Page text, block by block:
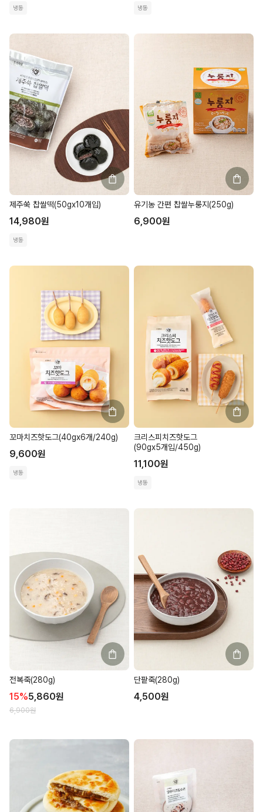
냉동 냉동
제주쑥 찹쌀떡(50gx10개입)
14,980원
냉동
유기농 간편 찹쌀누룽지(250g)
6,900원
꼬마치즈핫도그(40gx6개/240g)
9,600원
냉동
크리스피치즈핫도그
(90gx5개입/450g)
11,100원
냉동
전복죽(280g)
15%5,860원
6,900원
단팥죽(280g)
4,500원